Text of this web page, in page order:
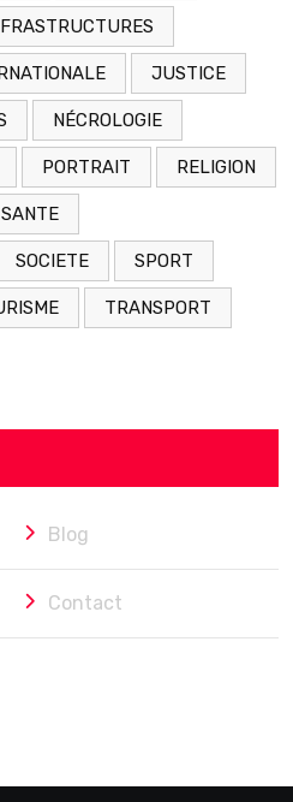
JUSTICE
NÉCROLOGIE
PORTRAIT RELIGION
SANTE
SOCIETE SPORT
TRANSPORT
Blog
Contact